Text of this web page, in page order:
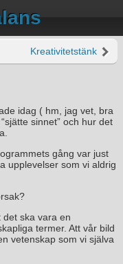
Kreativitetstänk
idag ( hm, jag vet, bra
sinnet” och hur det
gång var just
upplevelser som vi aldrig
ska vara en
termer. Att vår bild
vetenskap som vi själva